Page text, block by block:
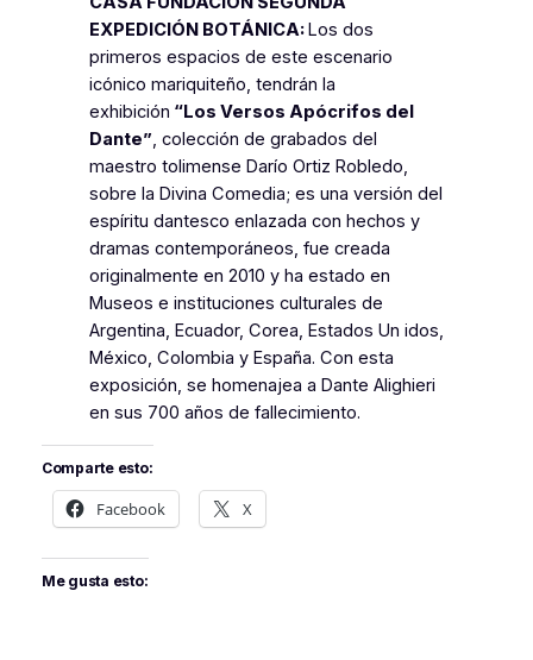
EXPEDICIÓN BOTÁNICA:Los dos
primeros espacios de este escenario
icónico mariquiteño, tendrán la
exhibición “Los Versos Apócrifos del
Dante”, colección de grabados del
maestro tolimense Darío Ortiz Robledo,
sobre la Divina Comedia; es una versión del
espíritu dantesco enlazada con hechos y
dramas contemporáneos, fue creada
originalmente en 2010 y ha estado en
Museos e instituciones culturales de
Argentina, Ecuador, Corea, Estados Un idos,
México, Colombia y España. Con esta
exposición, se homenajea a Dante Alighieri
en sus 700 años de fallecimiento.
Comparte esto:
Facebook X
Me gusta esto: